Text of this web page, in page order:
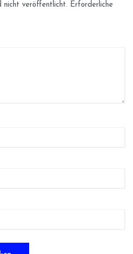
nicht veröffentlicht. Erforderliche